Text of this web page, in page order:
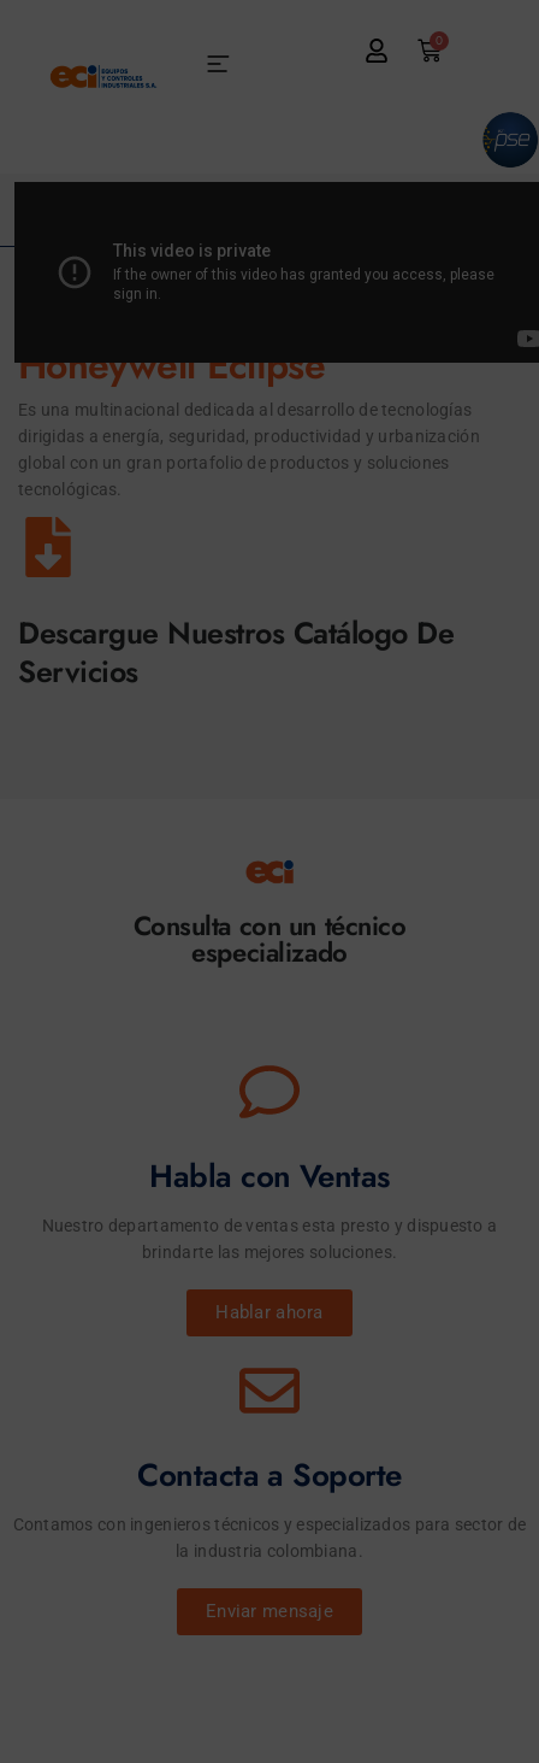
0
THE FUTURE IS WHAT WE MAKE IT
Honeywell Eclipse
Es una multinacional dedicada al desarrollo de tecnologías
dirigidas a energía, seguridad, productividad y urbanización
global con un gran portafolio de productos y soluciones
tecnológicas.
Descargue Nuestros Catálogo De
Servicios
Consulta con un técnico
especializado
Habla con Ventas
Nuestro departamento de ventas esta presto y dispuesto a
brindarte las mejores soluciones.
Hablar ahora
Contacta a Soporte
Contamos con ingenieros técnicos y especializados para sector de
la industria colombiana.
Enviar mensaje